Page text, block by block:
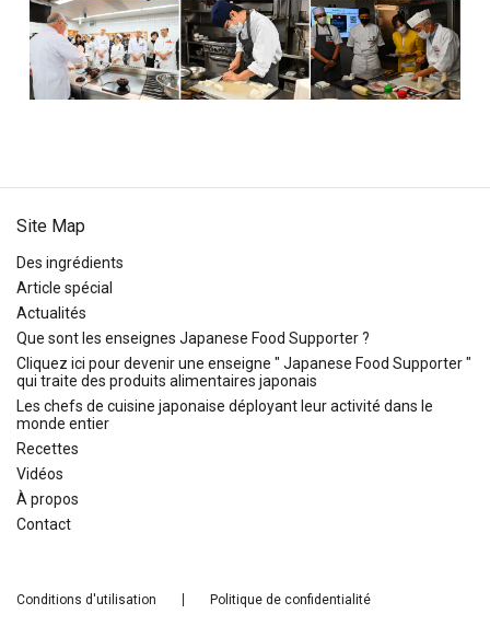
Site Map
Des ingrédients
Article spécial
Actualités
Que sont les enseignes Japanese Food Supporter ?
Cliquez ici pour devenir une enseigne " Japanese Food Supporter "
qui traite des produits alimentaires japonais
Les chefs de cuisine japonaise déployant leur activité dans le
monde entier
Recettes
Vidéos
À propos
Contact
Conditions d'utilisation Politique de confidentialité